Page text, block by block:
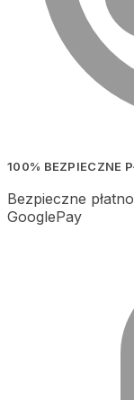
100% BEZPIECZNE
Bezpieczne
GooglePay